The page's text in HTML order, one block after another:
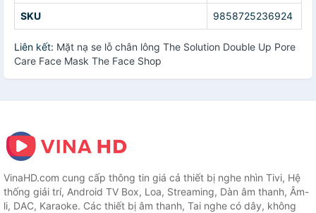
SKU 9858725236924
Liên kết: Mặt nạ se lỗ chân lông The Solution Double Up Pore
Care Face Mask The Face Shop
VinaHD.com cung cấp thông tin giá cả thiết bị nghe nhìn Tivi, Hệ
thống giải trí, Android TV Box, Loa, Streaming, Dàn âm thanh, Âm-
li, DAC, Karaoke. Các thiết bị âm thanh, Tai nghe có dây, không